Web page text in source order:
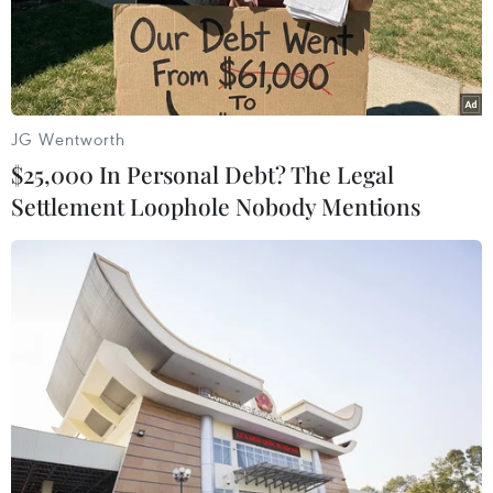
Nam đến với bạn bè Đức
16/07/2026 01:41
ba miền Bắc-Trung-Nam
khiến du khách thích thú
15/07/2026 08:11
Quảng bá thương hiệu bún
bò Huế trong chương trình
Huế - Kinh đô ẩm thực
14/07/2026 03:13
JG Wentworth
$25,000 In Personal Debt? The Legal
Settlement Loophole Nobody Mentions